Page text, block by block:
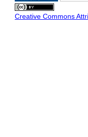
Creative Commons